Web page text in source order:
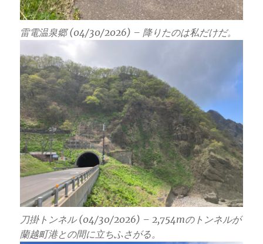
雷電温泉郷 (04/30/2026) – 降りたのは私だけだ。
刀掛トンネル (04/30/2026) – 2,754mのトンネルが
蘭越町港との間に立ちふさがる。